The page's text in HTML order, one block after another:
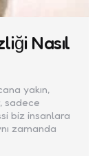
Nasıl
yakın,
sadece
biz insanlara
zamanda